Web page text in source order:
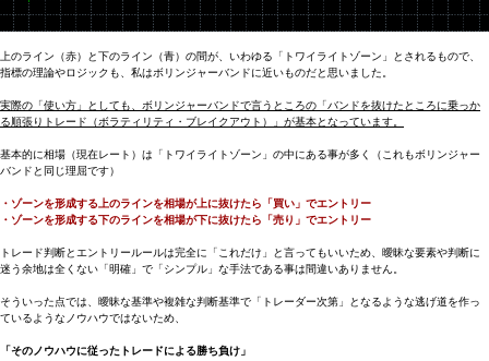
上のライン（赤）と下のライン（青）の間が、いわゆる「トワイライトゾーン」とされるもので、
指標の理論やロジックも、私はボリンジャーバンドに近いものだと思いました。
実際の「使い方」としても、ボリンジャーバンドで言うところの「バンドを抜けたところに乗っか
る順張りトレード（ボラティリティ・ブレイクアウト）」が基本となっています。
基本的に相場（現在レート）は「トワイライトゾーン」の中にある事が多く（これもボリンジャー
バンドと同じ理屈です）
・ゾーンを形成する上のラインを相場が上に抜けたら「買い」でエントリー
・ゾーンを形成する下のラインを相場が下に抜けたら「売り」でエントリー
トレード判断とエントリールールは完全に「これだけ」と言ってもいいため、曖昧な要素や判断に
迷う余地は全くない「明確」で「シンプル」な手法である事は間違いありません。
そういった点では、曖昧な基準や複雑な判断基準で「トレーダー次第」となるような逃げ道を作っ
ているようなノウハウではないため、
「そのノウハウに従ったトレードによる勝ち負け」